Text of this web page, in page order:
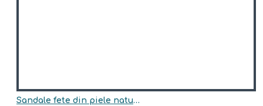
Sandale fete din piele naturala model MORGANA